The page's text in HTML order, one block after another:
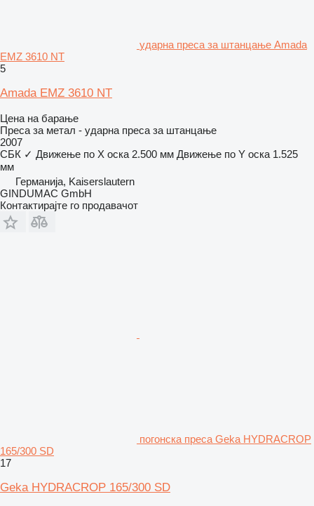
ударна преса за штанцање Amada
EMZ 3610 NT
5
Amada EMZ 3610 NT
Цена на барање
Преса за метал - ударна преса за штанцање
2007
СБК ✓ Движење по Х оска 2.500 мм Движење по Y оска 1.525
мм
Германија, Kaiserslautern
GINDUMAC GmbH
Контактирајте го продавачот
погонска преса Geka HYDRACROP
165/300 SD
17
Geka HYDRACROP 165/300 SD